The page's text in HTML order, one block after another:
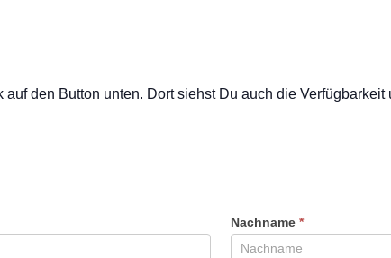
den Button unten. Dort siehst Du auch die
Nachname *